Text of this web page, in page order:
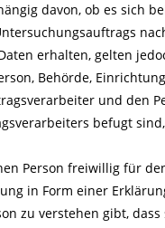
davon, ob es sich
erhalten, gelten
Behörde,
und den
befugt
Person freiwillig für
in Form einer
zu verstehen gibt,